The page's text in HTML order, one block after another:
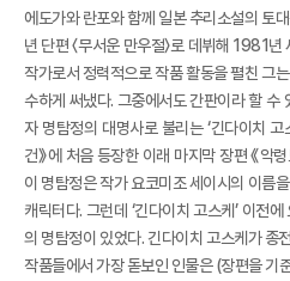
에도가와 란포와 함께 일본 추리소설의 토
년 단편 〈무서운 만우절〉로 데뷔해 1981
작가로서 정력적으로 작품 활동을 펼친 그
수하게 써냈다. 그중에서도 간판이라 할 수
자 명탐정의 대명사로 불리는 ‘긴다이치
건》에 처음 등장한 이래 마지막 장편 《악
이 명탐정은 작가 요코미조 세이시의 이름
캐릭터다. 그런데 ‘긴다이치 고스케’ 이전
의 명탐정이 있었다. 긴다이치 고스케가 종
작품들에서 가장 돋보인 인물은 (장편을 기